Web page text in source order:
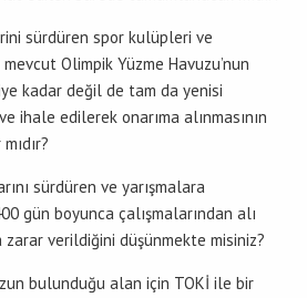
sürdüren spor kulüpleri ve
Olimpik Yüzme Havuzu’nun
kadar değil de tam da yenisi
ihale edilerek onarıma alınmasının
sürdüren ve yarışmalara
gün boyunca çalışmalarından alı
verildiğini düşünmekte misiniz?
bulunduğu alan için TOKİ ile bir